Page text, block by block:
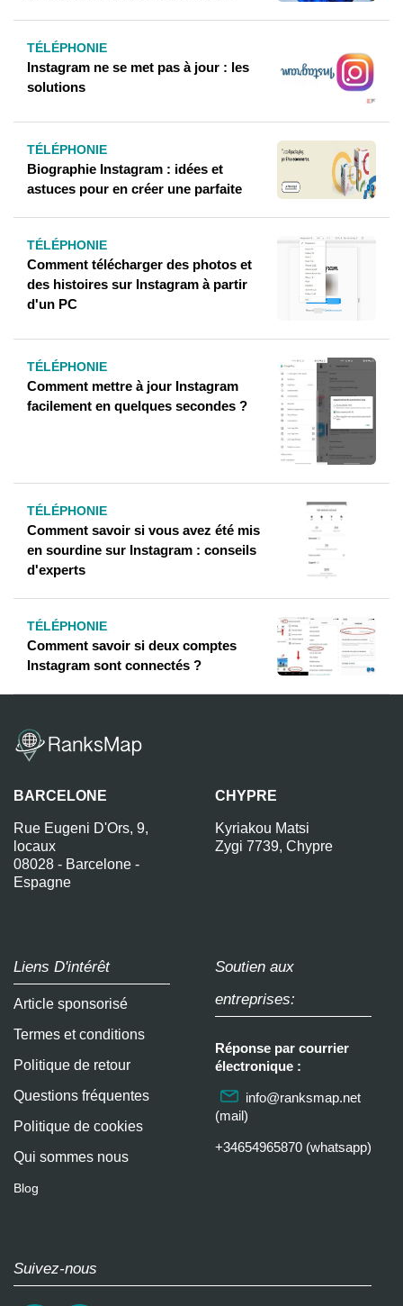
TÉLÉPHONIE
Instagram ne se met pas à jour : les
solutions
TÉLÉPHONIE
Biographie Instagram : idées et
astuces pour en créer une parfaite
TÉLÉPHONIE
Comment télécharger des photos et
des histoires sur Instagram à partir
d'un PC
TÉLÉPHONIE
Comment mettre à jour Instagram
facilement en quelques secondes ?
TÉLÉPHONIE
Comment savoir si vous avez été mis
en sourdine sur Instagram : conseils
d'experts
TÉLÉPHONIE
Comment savoir si deux comptes
Instagram sont connectés ?
BARCELONE
Rue Eugeni D'Ors, 9,
locaux
08028 - Barcelone -
Espagne
CHYPRE
Kyriakou Matsi
Zygi 7739, Chypre
Liens D'intérêt
Article sponsorisé
Termes et conditions
Politique de retour
Questions fréquentes
Politique de cookies
Qui sommes nous
Blog
Soutien aux
entreprises:
Réponse par courrier
électronique :
info@ranksmap.net
(mail)
+34654965870 (whatsapp)
Suivez-nous